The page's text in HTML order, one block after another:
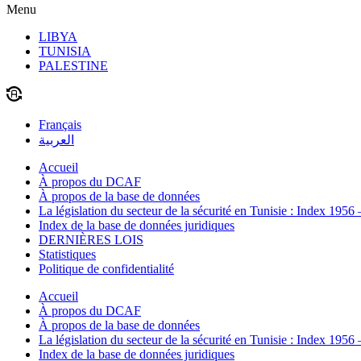
Menu
LIBYA
TUNISIA
PALESTINE
Français
العربية
Accueil
À propos du DCAF
À propos de la base de données
La législation du secteur de la sécurité en Tunisie : Index 1956
Index de la base de données juridiques
DERNIÈRES LOIS
Statistiques
Politique de confidentialité
Accueil
À propos du DCAF
À propos de la base de données
La législation du secteur de la sécurité en Tunisie : Index 1956
Index de la base de données juridiques